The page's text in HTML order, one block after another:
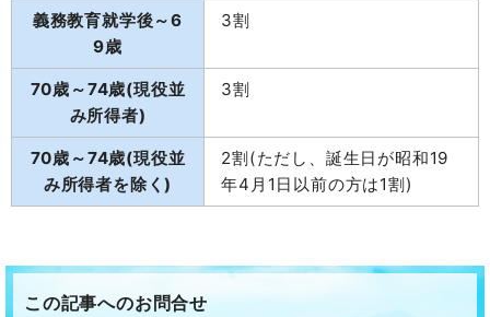
義務教育就学後～6
9歳
3割
70歳～74歳(現役並
み所得者)
3割
70歳～74歳(現役並
み所得者を除く)
2割(ただし、誕生日が昭和19
年4月1日以前の方は1割)
この記事へのお問合せ